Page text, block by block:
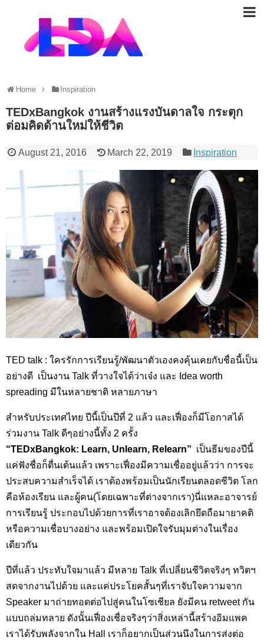
Home Inspiration
TEDxBangkok งานสร้างแรงบันดาลใจ กระตุก
ต่อมคิดด้านใหม่ให้ชีวิต
August 21, 2016 March 22, 2019 Inspiration
TED talk : ใครรักการเรียนรู้/พัฒนาตัวเองคงคุ้นเคยกับชื่อนี้เป็น
อย่างดี เป็นงาน Talk ที่วางใจได้ว่าเจ๋ง และ Idea worth
spreading มีในหลายชาติ หลายภาษา
สำหรับประเทศไทย ปีนี้เป็นปีที่ 2 แล้ว และเฟื่องก็มีโอกาสได้
ร่วมงาน Talk ดีๆอย่างนี้ทั้ง 2 ครั้ง
“TEDxBangkok: Learn, Unlearn, Relearn” เป็นธีมของปีนี้
แค่ฟังชื่อก็ตื่นเต้นแล้ว เพราะเฟื่องมีความเชื่ออยู่แล้วว่า การจะ
ประสบความสำเร็จได้ เราต้องพร้อมเป็นนักเรียนตลอดชีวิต โลก
คือห้องเรียน และผู้คน(โดยเฉพาะที่ต่างจากเรา)นี่แหละอาจารย์
การเรียนรู้ ประกอบไปด้วยการที่เราอาจต้องเลิกยึดถือมายาคติ
หรือความเชื่อบางอย่าง และพร้อมเปิดใจรับมุมต่างในเรื่อง
เดียวกัน
ปีที่แล้ว ประทับใจมาแล้ว มีหลาย Talk ที่เปลี่ยนชีวิตจริงๆ ทวิตฯ
สดจากงานไปด้วย และแค่ประโยคสั้นๆที่เราจับใจความจาก
Speaker มาถ่ายทอดต่อไปสู่คนในโซเชียล ยังมีคน retweet กัน
แบบถล่มทลาย ดังนั้นเฟื่องเชื่อจริงๆว่าสิ่งเหล่านี้สร้างอิมแพค
เราได้รับพลังจากใน Hall เราก็อยากเป็นส่วนนึงในการส่งต่อ